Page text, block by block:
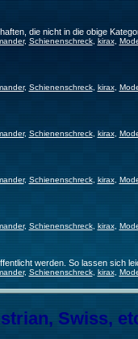
die nicht in die obige
, Schienenschreck, kirax,
, Schienenschreck, kirax,
, Schienenschreck, kirax,
, Schienenschreck, kirax,
, Schienenschreck, kirax,
werden. So lassen sich
, Schienenschreck, kirax,
Swiss,